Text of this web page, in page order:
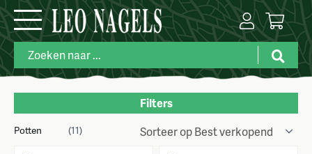
Filters
Merk
Potten (11)